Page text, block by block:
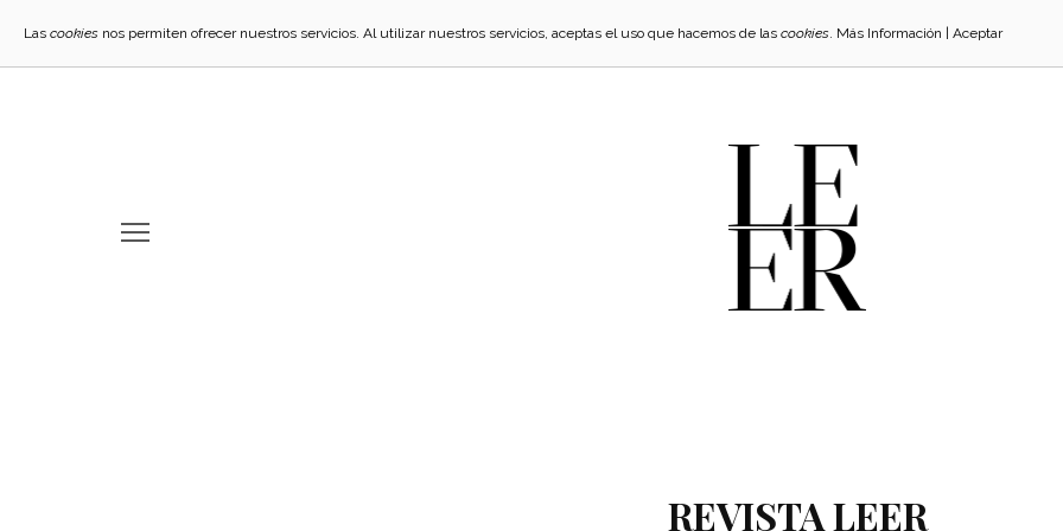
REVISTA LEER
Las cookies nos permiten ofrecer nuestros servicios. Al utilizar nuestros servicios, aceptas el uso que hacemos de las cookies. Más Información Aceptar